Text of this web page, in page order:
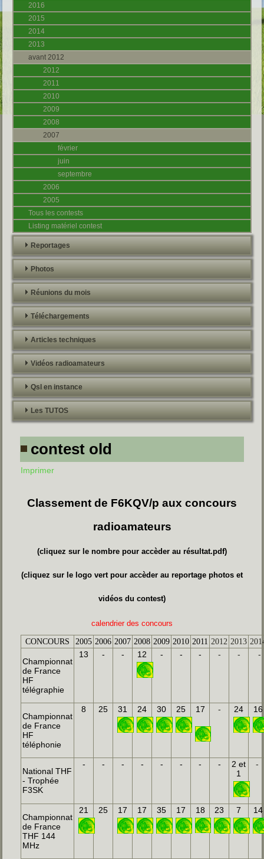
2016
2015
2014
2013
avant 2012
2012
2011
2010
2009
2008
2007
février
juin
septembre
2006
2005
Tous les contests
Listing matériel contest
Reportages
Photos
Réunions du mois
Téléchargements
Articles techniques
Vidéos radioamateurs
Qsl en instance
Les TUTOS
contest old
Imprimer
Classement de F6KQV/p aux concours
radioamateurs
(cliquez sur le nombre pour accèder au résultat.pdf)
(cliquez sur le logo vert pour accèder au reportage photos et
vidéos du contest)
calendrier des concours
CONCOURS 2005 2006 2007 2008 2009 2010 2011 2012 2013
Championnat
de France
HF
télégraphie
13 - - 12 - - - - - -
Championnat
de France
HF
téléphonie
8 25 31 24 30 25 17 - 24 16
National THF
- Trophée
F3SK
- - - - - - - -
2 et
1
-
Championnat
de France
THF 144
MHz
21 25 17 17 35 17 18 23 7 14